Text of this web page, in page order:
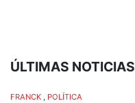
ÚLTIMAS NOTICIAS
FRANCK , POLÍTICA